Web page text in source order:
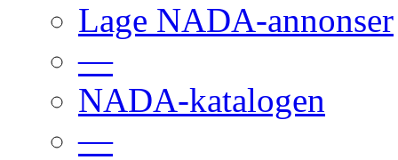
Lage NADA-annonser
—
NADA-katalogen
—